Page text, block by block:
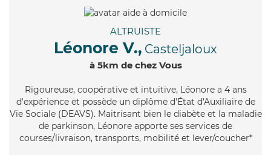
ALTRUISTE
Léonore V., Casteljaloux
à 5km de chez Vous
Rigoureuse, coopérative et intuitive, Léonore a 4 ans
d'expérience et possède un diplôme d'État d'Auxiliaire de
Vie Sociale (DEAVS). Maitrisant bien le diabète et la maladie
de parkinson, Léonore apporte ses services de
courses/livraison, transports, mobilité et lever/coucher*